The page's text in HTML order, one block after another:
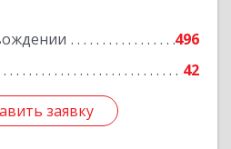
496
42
заявку
заявку